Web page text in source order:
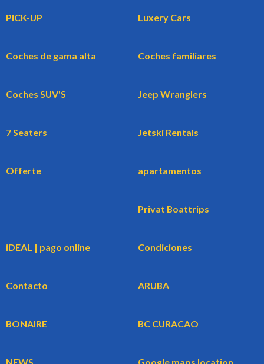
PICK-UP Luxery Cars
Coches de gama alta Coches familiares
Coches SUV'S Jeep Wranglers
7 Seaters Jetski Rentals
Offerte apartamentos
Privat Boattrips
iDEAL | pago online Condiciones
Contacto ARUBA
BONAIRE BC CURACAO